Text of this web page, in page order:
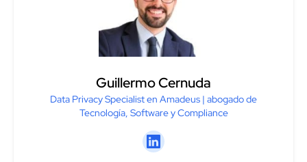
Guillermo Cernuda
Data Privacy Specialist en Amadeus | abogado de
Tecnología, Software y Compliance
Linkedin